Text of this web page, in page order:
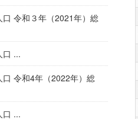
令和３年（2021年）総
口 ...
令和4年（2022年）総
口 ...